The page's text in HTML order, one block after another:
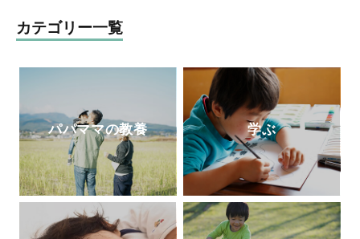
早めに知っておきたい「
『発達障害の男の子のお母さんが早めに知
っておいて良かったこと70』（エッセンシ
ャル出版社）、『発達障害の女の子の「自
立」のために親としてできること』（PHP
研究所）がある。
カテゴリー一覧
パパママの教養 学ぶ